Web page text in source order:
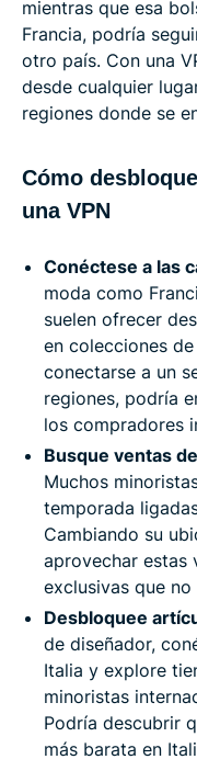
mientras que esa
Francia, podría
otro país. Con una
desde cualquier
regiones donde se
Cómo
una VPN
Conéctese a las
moda como
suelen ofrecer
en colecciones
conectarse a un
regiones, podría
los compradores
Busque ventas
Muchos
temporada
Cambiando su
aprovechar estas
exclusivas que
Desbloquee
de diseñador,
Italia y explore
minoristas
Podría descubrir
más barata en